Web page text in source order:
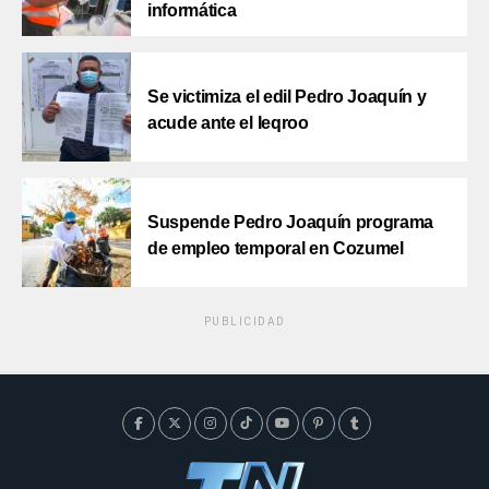
informática
Se victimiza el edil Pedro Joaquín y
acude ante el Ieqroo
Suspende Pedro Joaquín programa
de empleo temporal en Cozumel
PUBLICIDAD